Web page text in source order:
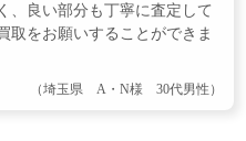
、良い部分も丁寧に査定して
取をお願いすることができま
（埼玉県 A・N様 30代男性）